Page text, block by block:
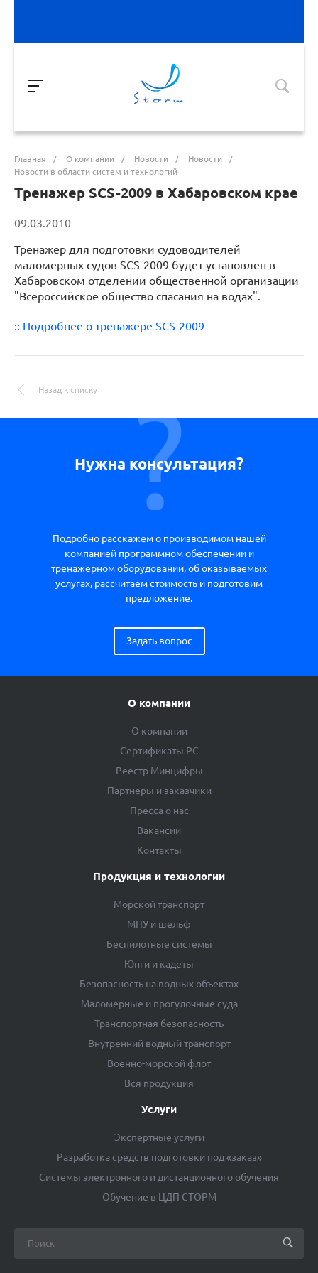
Главная / О компании / Новости / Новости
/
Новости в области систем и технологий
Тренажер SCS-2009 в Хабаровском крае
09.03.2010
Тренажер для подготовки судоводителей
маломерных судов SCS-2009 будет установлен в
Хабаровском отделении общественной организации
"Всероссийское общество спасания на водах".
:: Подробнее о тренажере SCS-2009
Назад к списку
Нужна консультация?
Подробно расскажем о производимом нашей
компанией программном обеспечении и
тренажерном оборудовании, об оказываемых
услугах, рассчитаем стоимость и подготовим
предложение.
Задать вопрос
О компании
О компании
Сертификаты РС
Реестр Минцифры
Партнеры и заказчики
Пресса о нас
Вакансии
Контакты
Продукция и технологии
Морской транспорт
МПУ и шельф
Беспилотные системы
Юнги и кадеты
Безопасность на водных объектах
Маломерные и прогулочные суда
Транспортная безопасность
Внутренний водный транспорт
Военно-морской флот
Вся продукция
Услуги
Экспертные услуги
Разработка средств подготовки под «заказ»
Системы электронного и дистанционного обучения
Обучение в ЦДП СТОРМ